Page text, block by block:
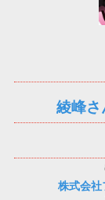
綾峰さ
株式会社